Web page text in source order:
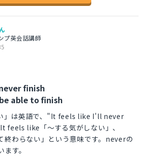
プ英会話講師
finish
able to finish
」は英語で、"It feels like I'll never
feels like「〜する気がしない」、
わらない」という意味です。neverの
す。